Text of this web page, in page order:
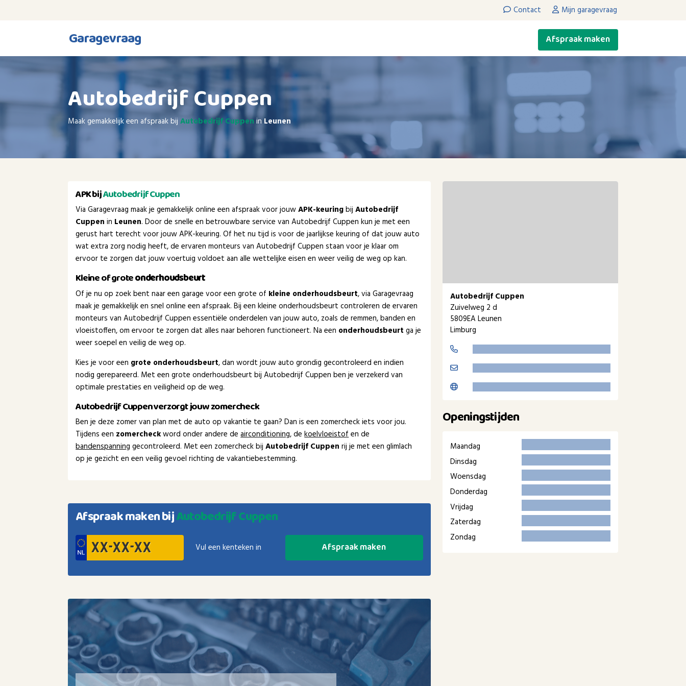
Contact Mijn garagevraag
Garagevraag Afspraak maken
Autobedrijf Cuppen
Maak gemakkelijk een afspraak bijAutobedrijf Cuppen in Leunen
APK bijAutobedrijf Cuppen
Via Garagevraag maak je gemakkelijk online een afspraak voor jouwAPK-keuringbijAutobedrijf
Cuppen in Leunen. Door de snelle en betrouwbare service van Autobedrijf Cuppen kun je met een
gerust hart terecht voor jouw APK-keuring. Of het nu tijd is voor de jaarlijkse keuring of dat jouw auto
wat extra zorg nodig heeft, de ervaren monteurs van Autobedrijf Cuppen staan voor je klaar om
ervoor te zorgen dat jouw voertuig voldoet aan alle wettelijke eisen en weer veilig de weg op kan.
Kleine of groteonderhoudsbeurt
Of je nu op zoek bent naar een garage voor een grote of kleine onderhoudsbeurt, via Garagevraag
maak je gemakkelijk en snel online een afspraak. Bij een kleine onderhoudsbeurt controleren de ervaren
monteurs van Autobedrijf Cuppen essentiële onderdelen van jouw auto, zoals de remmen, banden en
vloeistoffen, om ervoor te zorgen dat alles naar behoren functioneert. Na een onderhoudsbeurt ga je
weer soepel en veilig de weg op.
Kies je voor een grote onderhoudsbeurt, dan wordt jouw auto grondig gecontroleerd en indien
nodig gerepareerd. Met een grote onderhoudsbeurt bij Autobedrijf Cuppen ben je verzekerd van
optimale prestaties en veiligheid op de weg.
Autobedrijf Cuppen verzorgt jouw zomercheck
Ben je deze zomer van plan met de auto op vakantie te gaan? Dan is een zomercheck iets voor jou.
Tijdens een zomercheckword onder andere deairconditioning, dekoelvloeistofen de
bandenspanning gecontroleerd. Met een zomercheck bijAutobedrijf Cuppen rij je met een glimlach
op je gezicht en een veilig gevoel richting de vakantiebestemming.
Afspraak maken bijAutobedrijf Cuppen
Vul een kenteken in Afspraak maken
Autobedrijf Cuppen
Zuivelweg 2 d
5809EA Leunen
Limburg
Openingstijden
Maandag
Dinsdag
Woensdag
Donderdag
Vrijdag
Zaterdag
Zondag